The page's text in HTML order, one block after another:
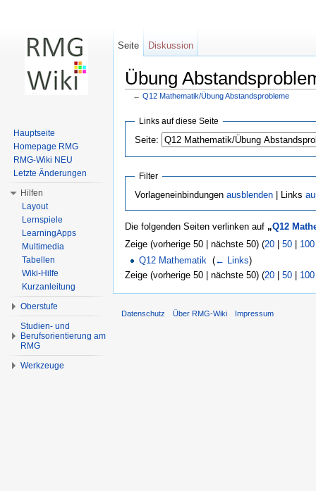
Übung
← Q12 Mathematik/Übung Abstandsprobleme
Links auf diese Seite
Seite:
Filter
Vorlageneinbindungen ausblenden| Links
Die folgenden Seiten verlinken auf „Q12
Zeige (vorherige 50 | nächste 50) (20 50 100
Q12 Mathematik ‎(← Links)
Zeige (vorherige 50 | nächste 50) (20 | 50 | 100
Seite Diskussion
Hauptseite
Homepage RMG
RMG-Wiki NEU
Letzte Änderungen
Hilfen
Layout
Lernspiele
LearningApps
Multimedia
Tabellen
Wiki-Hilfe
Kurzanleitung
Oberstufe
Studien- und
Berufsorientierung am
RMG
Werkzeuge
Datenschutz Über RMG-Wiki Impressum